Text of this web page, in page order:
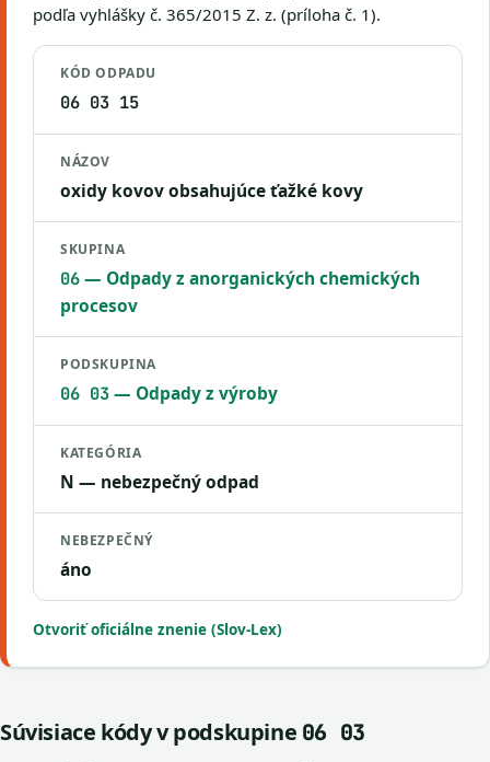
podľa vyhlášky č. 365/2015 Z. z. (príloha č. 1).
KÓD ODPADU
06 03 15
NÁZOV
oxidy kovov obsahujúce ťažké kovy
SKUPINA
06— Odpady z anorganických chemických
procesov
PODSKUPINA
06 03— Odpady z výroby
KATEGÓRIA
N — nebezpečný odpad
NEBEZPEČNÝ
áno
Otvoriť oficiálne znenie (Slov-Lex)
Súvisiace kódy v podskupine 06 03